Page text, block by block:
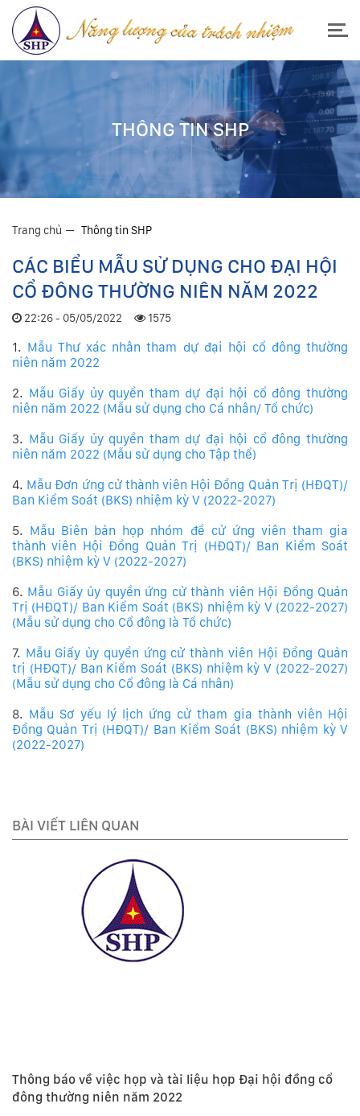
THÔNG TIN SHP
Trang chủ Thông tin SHP
CÁC BIỂU MẪU SỬ DỤNG CHO ĐẠI HỘI
CỔ ĐÔNG THƯỜNG NIÊN NĂM 2022
22:26 - 05/05/2022 1575
1. Mẫu Thư xác nhân tham dự đại hội cổ đông thường
niên năm 2022
2. Mẫu Giấy ủy quyền tham dự đại hội cổ đông thường
niên năm 2022 (Mẫu sử dụng cho Cá nhân/ Tổ chức)
3. Mẫu Giấy ủy quyền tham dự đại hội cổ đông thường
niên năm 2022 (Mẫu sử dụng cho Tập thể)
4. Mẫu Đơn ứng cử thành viên Hội Đồng Quản Trị (HĐQT)/
Ban Kiểm Soát (BKS) nhiệm kỳ V (2022-2027)
5. Mẫu Biên bản họp nhóm đề cử ứng viên tham gia
thành viên Hội Đồng Quản Trị (HĐQT)/ Ban Kiểm Soát
(BKS) nhiệm kỳ V (2022-2027)
6. Mẫu Giấy ủy quyền ứng cử thành viên Hội Đồng Quản
Trị (HĐQT)/ Ban Kiểm Soát (BKS) nhiệm kỳ V (2022-2027)
(Mẫu sử dụng cho Cổ đông là Tổ chức)
7. Mẫu Giấy ủy quyền ứng cử thành viên Hội Đồng Quản
trị (HĐQT)/ Ban Kiểm Soát (BKS) nhiệm kỳ V (2022-2027)
(Mẫu sử dụng cho Cổ đông là Cá nhân)
8. Mẫu Sơ yếu lý lịch ứng cử tham gia thành viên Hội
Đồng Quản Trị (HĐQT)/ Ban Kiểm Soát (BKS) nhiệm kỳ V
(2022-2027)
BÀI VIẾT LIÊN QUAN
Thông báo về việc họp và tài liệu họp Đại hội đồng cổ
đông thường niên năm 2022